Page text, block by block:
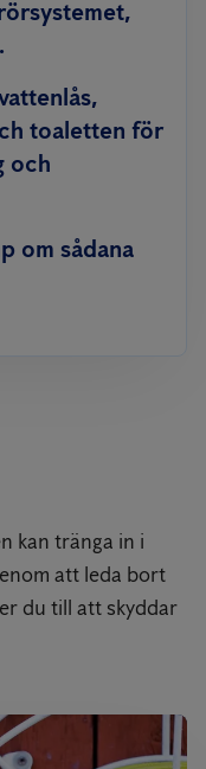
toaletten för
och
om sådana
kan tränga in i
att leda bort
du till att skyddar